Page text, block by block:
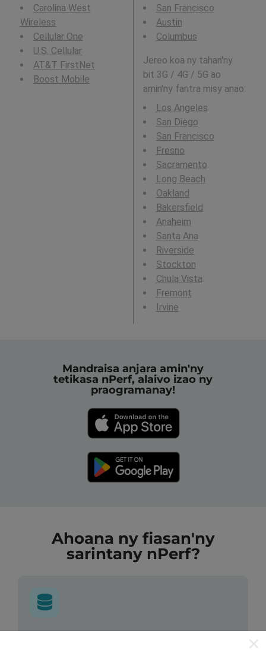
Carolina West
Wireless
Cellular One
U.S. Cellular
AT&T FirstNet
Boost Mobile
San Francisco
Austin
Columbus
Jereo koa ny tahan'ny
bit 3G / 4G / 5G ao
amin'ny faritra misy anao:
Los Angeles
San Diego
San Francisco
Fresno
Sacramento
Long Beach
Oakland
Bakersfield
Anaheim
Santa Ana
Riverside
Stockton
Chula Vista
Fremont
Irvine
Mandraisa anjara amin'ny
tetikasa nPerf, alaivo izao ny
praogramanay!
Ahoana ny fiasan'ny
sarintany nPerf?